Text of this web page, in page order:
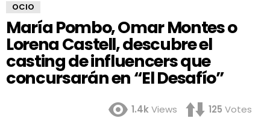
OCIO
María Pombo, Omar Montes o
Lorena Castell, descubre el
casting de influencers que
concursarán en “El Desafío”
1.4kViews 125 Votes